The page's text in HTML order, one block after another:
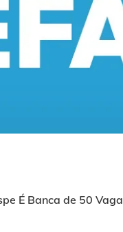
É Banca de 50